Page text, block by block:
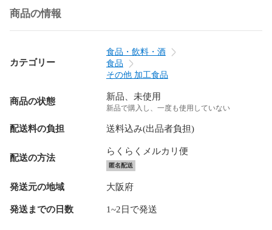
商品の情報
カテゴリー
食品・飲料・酒
食品
その他 加工食品
商品の状態 新品、未使用
新品で購入し、一度も使用していない
配送料の負担 送料込み(出品者負担)
配送の方法
らくらくメルカリ便
匿名配送
発送元の地域 大阪府
発送までの日数 1~2日で発送